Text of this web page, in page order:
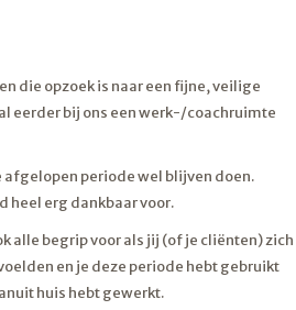
die opzoek is naar een fijne, veilige
eerder bij ons een werk-/coachruimte
afgelopen periode wel blijven doen.
heel erg dankbaar voor.
alle begrip voor als jij (of je cliënten) zich
en je deze periode hebt gebruikt
huis hebt gewerkt.